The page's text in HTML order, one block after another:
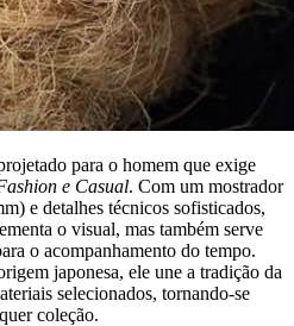
para o homem que exige
e Casual. Com um mostrador
e detalhes técnicos sofisticados,
o visual, mas também serve
o acompanhamento do tempo.
japonesa, ele une a tradição da
selecionados, tornando-se
coleção.